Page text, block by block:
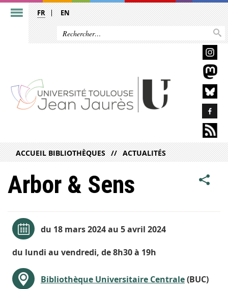
FR EN
ACCUEIL BIBLIOTHÈQUES ACTUALITÉS
Arbor & Sens
du 18 mars 2024 au 5 avril 2024
du lundi au vendredi, de 8h30 à 19h
Bibliothèque Universitaire Centrale(BUC)